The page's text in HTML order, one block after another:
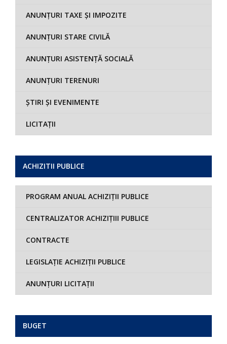
ANUNȚURI TAXE ȘI IMPOZITE
ANUNȚURI STARE CIVILĂ
ANUNȚURI ASISTENȚĂ SOCIALĂ
ANUNȚURI TERENURI
ȘTIRI ȘI EVENIMENTE
LICITAȚII
ACHIZITII PUBLICE
PROGRAM ANUAL ACHIZIȚII PUBLICE
CENTRALIZATOR ACHIZIȚIII PUBLICE
CONTRACTE
LEGISLAȚIE ACHIZIȚII PUBLICE
ANUNȚURI LICITAȚII
BUGET